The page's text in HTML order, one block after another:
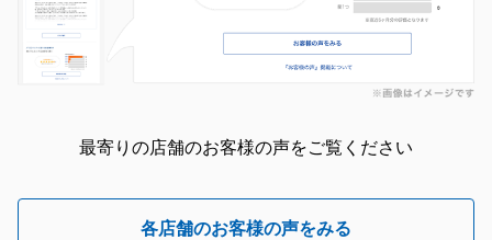
最寄りの店舗のお客様の声をご覧ください
各店舗のお客様の声をみる